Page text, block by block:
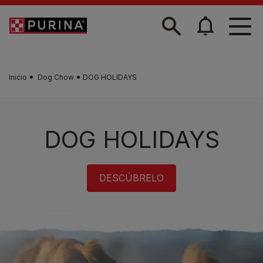
Skip to main content
Inicio Dog Chow DOG HOLIDAYS
DOG HOLIDAYS
DESCÚBRELO